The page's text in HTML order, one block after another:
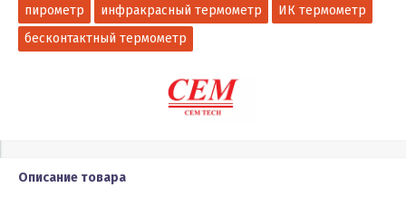
пирометр
инфракрасный термометр
ИК термометр
бесконтактный термометр
Описание товара